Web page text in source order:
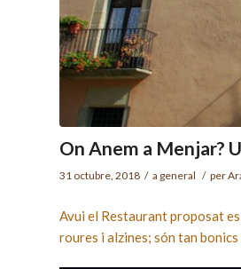
On Anem a Menjar?
31 octubre, 2018 / a general / per
Avui el Restaurant proposat
roures i alzines; són tan